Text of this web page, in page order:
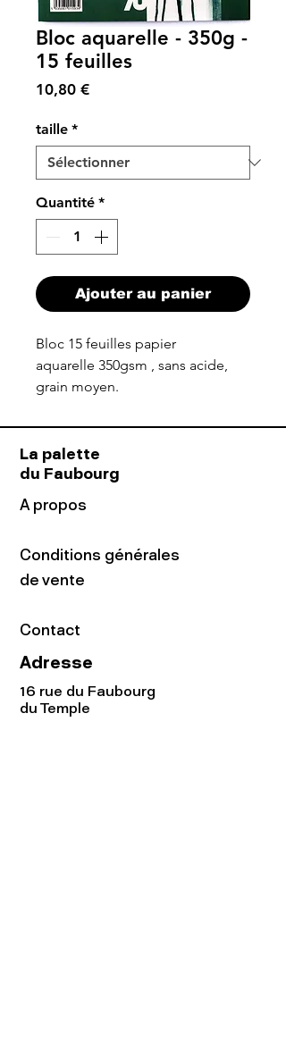
Bloc aquarelle - 350g -
15 feuilles
10,80 €Prix
taille *
Quantité *
Ajouter au panier
Bloc 15 feuilles papier
aquarelle 350gsm , sans acide,
grain moyen.
La palette
du Faubourg
A propos
Conditions générales
de vente
Contact
Adresse
16 rue du Faubourg
du Temple